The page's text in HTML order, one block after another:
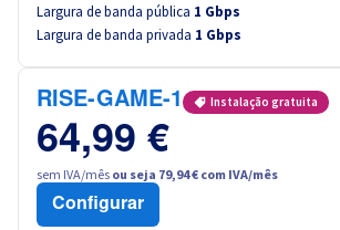
Canada (en)
Canada (fr)
América Latina
Australia
Largura de banda pública 1 Gbps
Largura de banda privada 1 Gbps
RISE-GAME-1 Instalação gratuita
64,99 €
sem IVA/mês ou seja 79,94 € com IVA/mês
Configurar